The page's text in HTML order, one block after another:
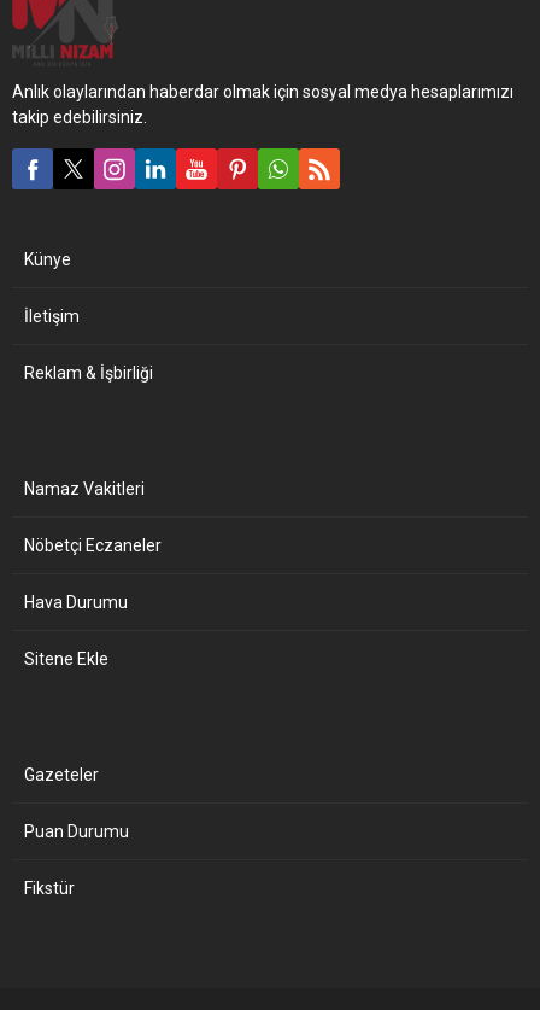
Anlık olaylarından haberdar olmak için sosyal medya hesaplarımızı
takip edebilirsiniz.
Künye
İletişim
Reklam & İşbirliği
Namaz Vakitleri
Nöbetçi Eczaneler
Hava Durumu
Sitene Ekle
Gazeteler
Puan Durumu
Fikstür